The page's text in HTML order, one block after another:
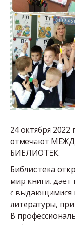
24 октября 2022
отмечают
БИБЛИОТЕК.
Библиотека
мир книги, дает
с выдающимися
литературы,
В